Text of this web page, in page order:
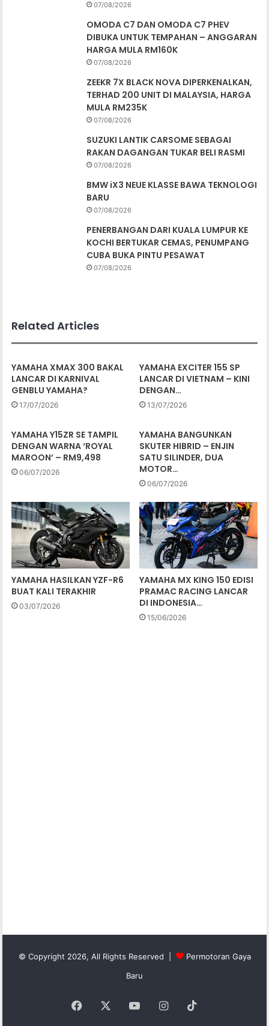
07/08/2026
OMODA C7 DAN OMODA C7 PHEV
DIBUKA UNTUK TEMPAHAN – ANGGARAN
HARGA MULA RM160K
07/08/2026
ZEEKR 7X BLACK NOVA DIPERKENALKAN,
TERHAD 200 UNIT DI MALAYSIA, HARGA
MULA RM235K
07/08/2026
SUZUKI LANTIK CARSOME SEBAGAI
RAKAN DAGANGAN TUKAR BELI RASMI
07/08/2026
BMW iX3 NEUE KLASSE BAWA TEKNOLOGI
BARU
07/08/2026
PENERBANGAN DARI KUALA LUMPUR KE
KOCHI BERTUKAR CEMAS, PENUMPANG
CUBA BUKA PINTU PESAWAT
07/08/2026
Related Articles
YAMAHA XMAX 300 BAKAL
LANCAR DI KARNIVAL
GENBLU YAMAHA?
17/07/2026
YAMAHA EXCITER 155 SP
LANCAR DI VIETNAM – KINI
DENGAN…
13/07/2026
YAMAHA Y15ZR SE TAMPIL
DENGAN WARNA ‘ROYAL
MAROON’ – RM9,498
06/07/2026
YAMAHA BANGUNKAN
SKUTER HIBRID – ENJIN
SATU SILINDER, DUA
MOTOR…
06/07/2026
YAMAHA HASILKAN YZF-R6
BUAT KALI TERAKHIR
03/07/2026
YAMAHA MX KING 150 EDISI
PRAMAC RACING LANCAR
DI INDONESIA…
15/06/2026
© Copyright 2026, All Rights Reserved |
Permotoran Gaya
Baru
Facebook YouTubeInstagram